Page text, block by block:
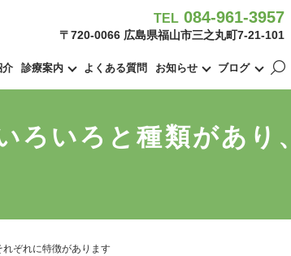
介 診療案内 よくある質問 お知らせ ブログ
TEL 084-961-3957
〒720-0066 広島県福山市三之丸町7-21-101
ろいろと種類があり
ぞれに特徴があります